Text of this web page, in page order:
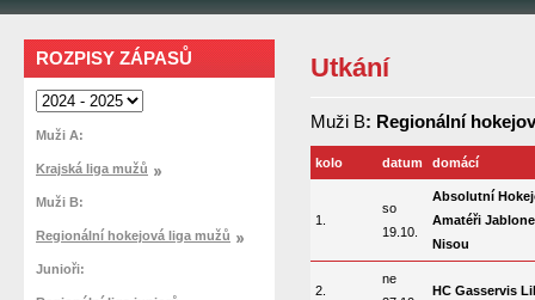
Utkání
Muži B: Regionální
kolo datum domácí
1.
so
19.10.
Absolutní
Amatéři
Nisou
2.
ne
HC Gasservis
ROZPISY ZÁPASŮ
Muži A:
Krajská liga mužů
Muži B:
Regionální hokejová liga mužů
Junioři: